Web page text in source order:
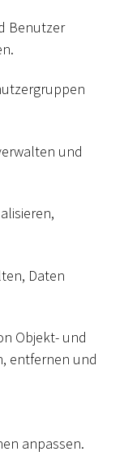
Benutzer
und
Daten
Objekt- und
entfernen und
anpassen.